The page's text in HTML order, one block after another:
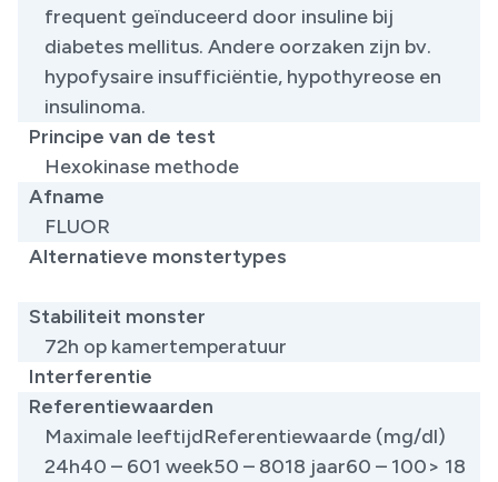
frequent geïnduceerd door insuline bij
diabetes mellitus. Andere oorzaken zijn bv.
hypofysaire insufficiëntie, hypothyreose en
insulinoma.
Principe van de test
Hexokinase methode
Afname
FLUOR
Alternatieve monstertypes
Stabiliteit monster
72h op kamertemperatuur
Interferentie
Referentiewaarden
Maximale leeftijdReferentiewaarde (mg/dl)
24h40 – 601 week50 – 8018 jaar60 – 100> 18